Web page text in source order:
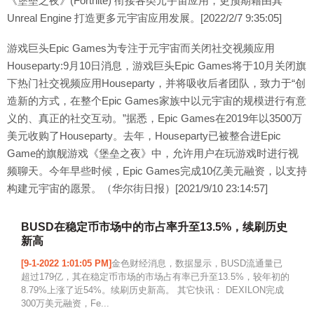
Unreal Engine 打造更多元宇宙应用发展。[2022/2/7 9:35:05]
游戏巨头Epic Games为专注于元宇宙而关闭社交视频应用
Houseparty:9月10日消息，游戏巨头Epic Games将于10月关闭旗
下热门社交视频应用Houseparty，并将吸收后者团队，致力于“创
造新的方式，在整个Epic Games家族中以元宇宙的规模进行有意
义的、真正的社交互动。”据悉，Epic Games在2019年以3500万
美元收购了Houseparty。去年，Houseparty已被整合进Epic
Game的旗舰游戏《堡垒之夜》中，允许用户在玩游戏时进行视
频聊天。今年早些时候，Epic Games完成10亿美元融资，以支持
构建元宇宙的愿景。（华尔街日报）[2021/9/10 23:14:57]
BUSD在稳定币市场中的市占率升至13.5%，续刷历史
新高
[9-1-2022 1:01:05 PM]金色财经消息，数据显示，BUSD流通量已
超过179亿，其在稳定币市场的市场占有率已升至13.5%，较年初的
8.79%上涨了近54%。续刷历史新高。 其它快讯： DEXILON完成
300万美元融资，Fe...